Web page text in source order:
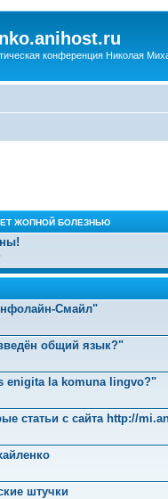
конференция Николая
ЖОПНОЙ БОЛЕЗНЬЮ
Смайл"
общий язык?"
enigita la komuna lingvo?"
статьи с сайта http://
штучки